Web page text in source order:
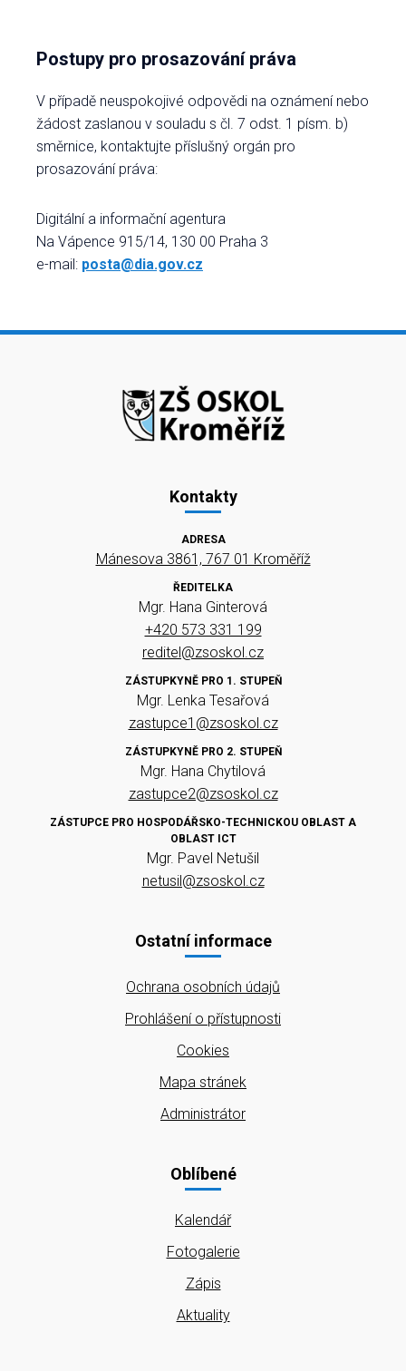
Postupy pro prosazování práva
V případě neuspokojivé odpovědi na oznámení nebo
žádost zaslanou v souladu s čl. 7 odst. 1 písm. b)
směrnice, kontaktujte příslušný orgán pro
prosazování práva:
Digitální a informační agentura
Na Vápence 915/14, 130 00 Praha 3
e-mail: posta@dia.gov.cz
Kontakty
ADRESA
Mánesova 3861, 767 01 Kroměříž
ŘEDITELKA
Mgr. Hana Ginterová
+420 573 331 199
reditel@zsoskol.cz
ZÁSTUPKYNĚ PRO 1. STUPEŇ
Mgr. Lenka Tesařová
zastupce1@zsoskol.cz
ZÁSTUPKYNĚ PRO 2. STUPEŇ
Mgr. Hana Chytilová
zastupce2@zsoskol.cz
ZÁSTUPCE PRO HOSPODÁŘSKO-TECHNICKOU OBLAST A
OBLAST ICT
Mgr. Pavel Netušil
netusil@zsoskol.cz
Ostatní informace
Ochrana osobních údajů
Prohlášení o přístupnosti
Cookies
Mapa stránek
Administrátor
Oblíbené
Kalendář
Fotogalerie
Zápis
Aktuality